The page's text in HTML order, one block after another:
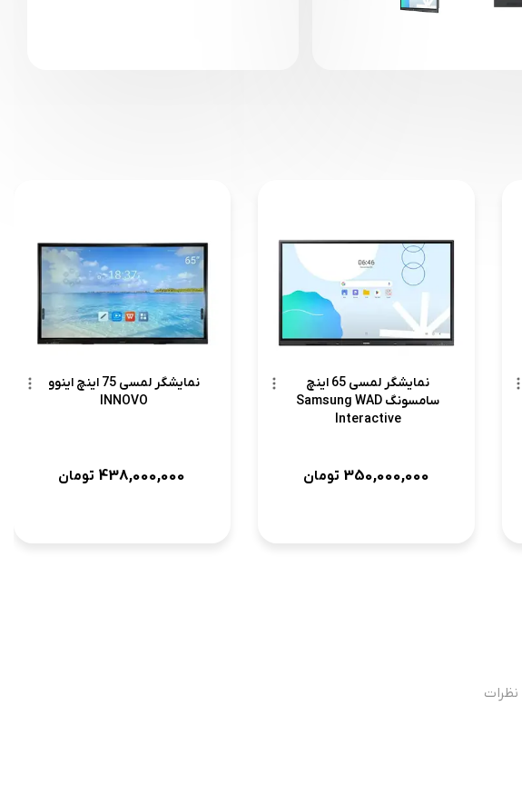
نمایشگر لمسی 65 اینچ
سامسونگ Samsung WAD
Interactive
350,000,000 تومان
نمایشگر لمسی 75 اینچ اینوو
INNOVO
438,000,000 تومان
نظرات